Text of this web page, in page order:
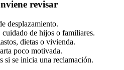
revisar
desplazamiento.
de hijos o familiares.
dietas o vivienda.
poco motivada.
si se inicia una reclamación.